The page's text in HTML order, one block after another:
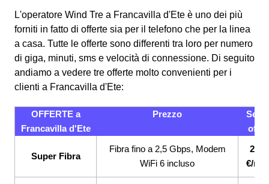
L'operatore Wind Tre a Francavilla d'Ete è uno dei più
forniti in fatto di offerte sia per il telefono che per la linea
a casa. Tutte le offerte sono differenti tra loro per numero
di giga, minuti, sms e velocità di connessione. Di seguito
andiamo a vedere tre offerte molto convenienti per i
clienti a Francavilla d'Ete:
OFFERTE a
Francavilla d'Ete
Prezzo
Super Fibra
Fibra fino a 2,5 Gbps, Modem
WiFi 6 incluso
€/